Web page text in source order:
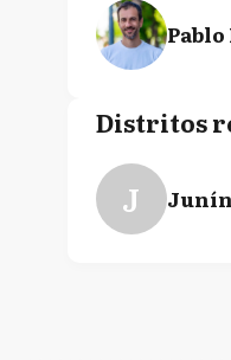
Distritos
J Junín